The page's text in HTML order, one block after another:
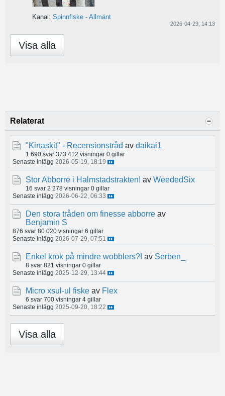
Kanal: Spinnfiske - Allmänt
2026-04-29, 14:13
Visa alla
Relaterat
"Kinaskit" - Recensionstråd av daikai1
1 690 svar 373 412 visningar 0 gillar
Senaste inlägg 2026-05-19, 18:19
Stor Abborre i Halmstadstrakten! av WeededSix
16 svar 2 278 visningar 0 gillar
Senaste inlägg 2026-06-22, 06:33
Den stora tråden om finesse abborre av
Benjamin S
876 svar 80 020 visningar 6 gillar
Senaste inlägg 2026-07-29, 07:51
Enkel krok på mindre wobblers?! av Serben_
8 svar 821 visningar 0 gillar
Senaste inlägg 2025-12-29, 13:44
Micro xsul-ul fiske av Flex
6 svar 700 visningar 4 gillar
Senaste inlägg 2025-09-20, 18:22
Visa alla